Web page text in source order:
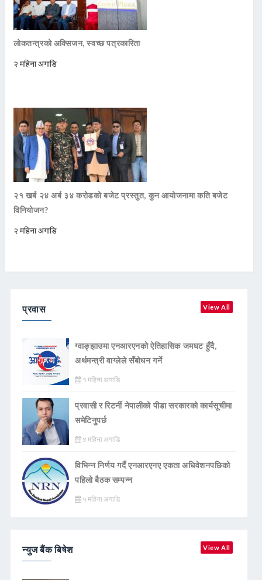
लोकतन्त्रको अक्सिजन, स्वच्छ पत्रकारिता
२ महिना अगाडि
२१ खर्ब २४ अर्ब ३४ करोडको बजेट प्रस्तुत, कुन आयोजनामा कति बजेट
विनियोजन?
२ महिना अगाडि
प्रवास View All
ग्वाङ्झाउमा एनआरएनको ऐतिहासिक जमघट हुँदै,
अर्थमन्त्री वाग्लेले सँबोधन गर्ने
१ महिना अगाडि
प्रवासी र रिटर्नी नेपालीको पीडा सरकारको कार्यसूचीमा
समेटिनुपर्छ
४ महिना अगाडि
विभिन्न निर्णय गर्दै एनआरएनए एकता अधिवेशनपछिको
पहिलो बैठक सम्पन्न
५ महिना अगाडि
न्युज बैंक बिषेश View All